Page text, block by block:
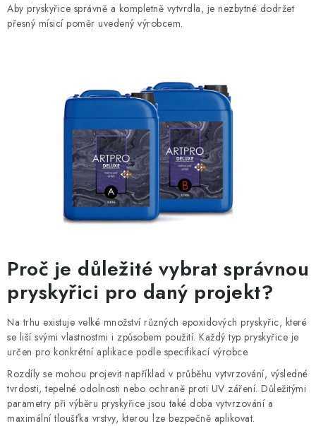
Aby pryskyřice správně a kompletně vytvrdla, je nezbytné dodržet
přesný mísicí poměr uvedený výrobcem.
Proč je důležité vybrat správnou
pryskyřici pro daný projekt?
Na trhu existuje velké množství různých epoxidových pryskyřic, které
se liší svými vlastnostmi i způsobem použití. Každý typ pryskyřice je
určen pro konkrétní aplikace podle specifikací výrobce.
Rozdíly se mohou projevit například v průběhu vytvrzování, výsledné
tvrdosti, tepelné odolnosti nebo ochraně proti UV záření. Důležitými
parametry při výběru pryskyřice jsou také doba vytvrzování a
maximální tloušťka vrstvy, kterou lze bezpečně aplikovat.